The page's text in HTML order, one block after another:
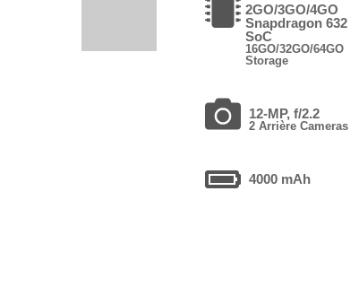
2GO/3GO/4GO
Snapdragon 632
SoC
16GO/32GO/64GO
Storage
12-MP, f/2.2
2 Arrière Cameras
4000 mAh